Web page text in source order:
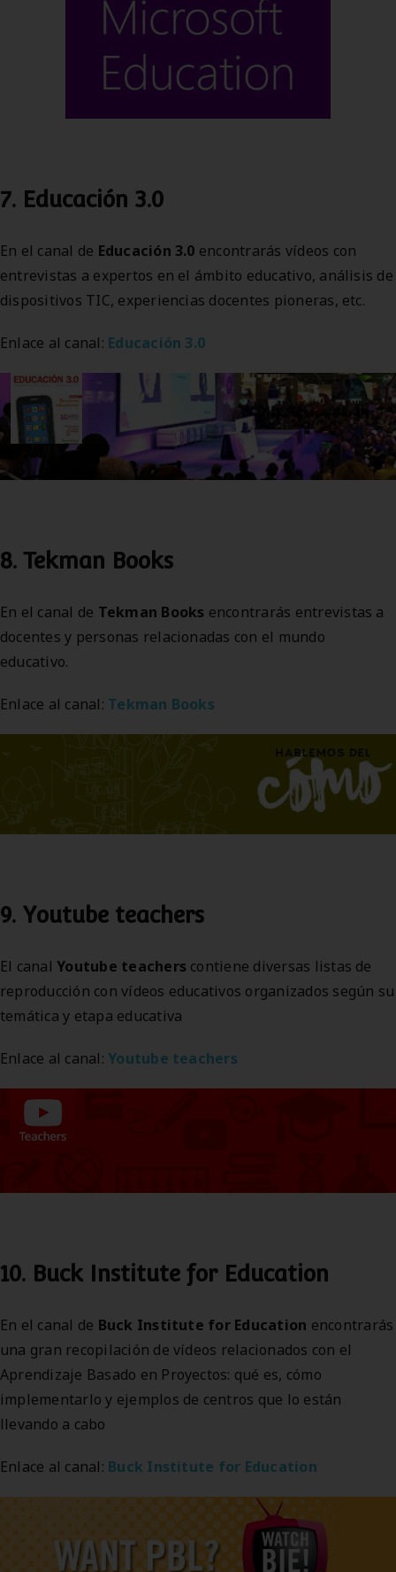
7. Educación 3.0
En el canal de Educación 3.0 encontrarás vídeos con
entrevistas a expertos en el ámbito educativo, análisis de
dispositivos TIC, experiencias docentes pioneras, etc.
Enlace al canal: Educación 3.0
8. Tekman Books
En el canal de Tekman Books encontrarás entrevistas a
docentes y personas relacionadas con el mundo
educativo.
Enlace al canal: Tekman Books
9. Youtube teachers
El canalYoutube teachers contiene diversas listas de
reproducción con vídeos educativos organizados según su
temática y etapa educativa
Enlace al canal: Youtube teachers
10. Buck Institute for Education
En el canal de Buck Institute for Education encontrarás
una gran recopilación de vídeos relacionados con el
Aprendizaje Basado en Proyectos: qué es, cómo
implementarlo y ejemplos de centros que lo están
llevando a cabo
Enlace al canal: Buck Institute for Education